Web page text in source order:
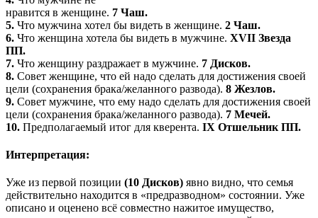
нравится в женщине. 7 Чаш.
5. Что мужчина хотел бы видеть в женщине. 2 Чаш.
6. Что женщина хотела бы видеть в мужчине. ХVII Звезда
ПП.
7. Что женщину раздражает в мужчине. 7 Дисков.
8. Совет женщине, что ей надо сделать для достижения своей
цели (сохранения брака/желанного развода). 8 Жезлов.
9. Совет мужчине, что ему надо сделать для достижения своей
цели (сохранения брака/желанного развода). 7 Мечей.
10. Предполагаемый итог для кверента. IХ Отшельник ПП.
Интерпретация:
Уже из первой позиции (10 Дисков) явно видно, что семья
действительно находится в «предразводном» состоянии. Уже
описано и оценено всё совместно нажитое имущество,